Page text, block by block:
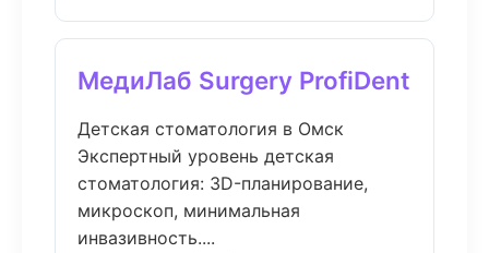
МедиЛаб Surgery ProfiDent
Детская стоматология в Омск
Экспертный уровень детская
стоматология: 3D-планирование,
микроскоп, минимальная
инвазивность....